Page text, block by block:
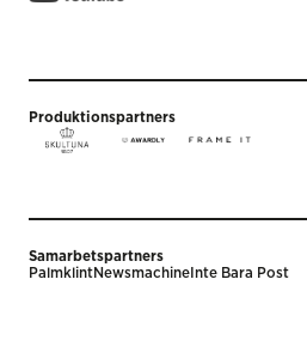
Produktionspartners
Samarbetspartners
PalmklintNewsmachine Inte Bara Post